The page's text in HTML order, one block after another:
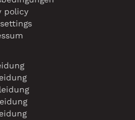
policy